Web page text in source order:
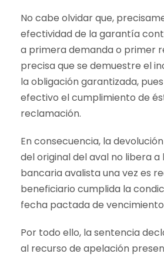
No cabe olvidar que,
efectividad de la garantía
a primera demanda o primer
precisa que se demuestre el
la obligación garantizada,
efectivo el cumplimiento de
reclamación.
En consecuencia, la
del original del aval no libera a
bancaria avalista una vez es
beneficiario cumplida la
fecha pactada de
Por todo ello, la sentencia
al recurso de apelación